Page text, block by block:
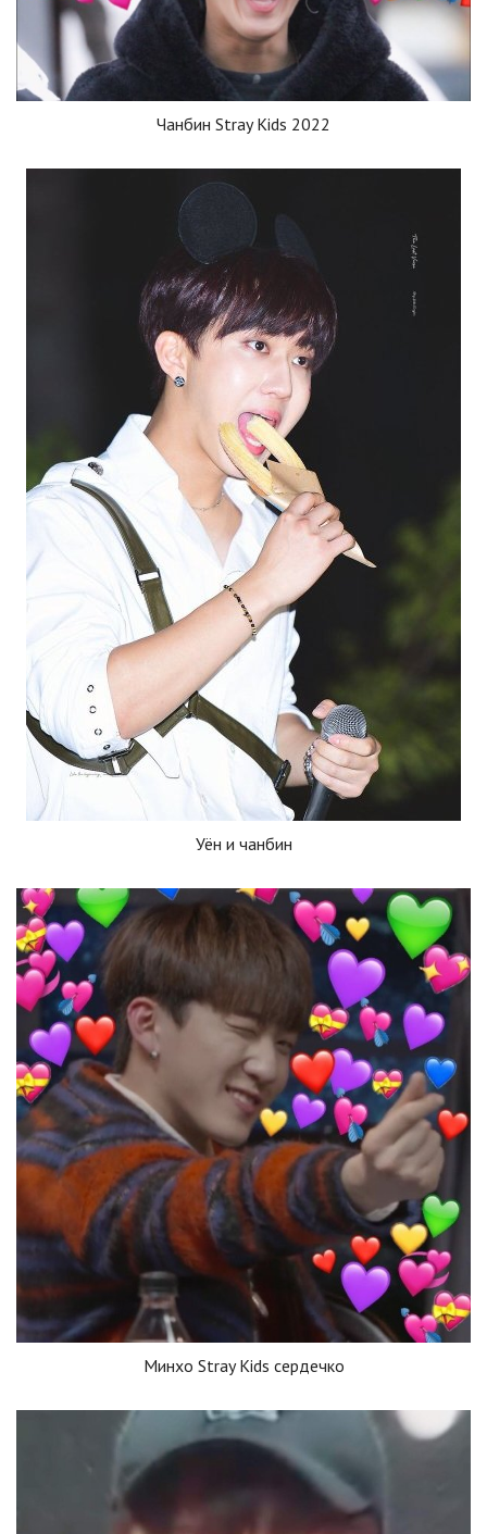
Чанбин Stray Kids 2022
Уён и чанбин
Минхо Stray Kids сердечко